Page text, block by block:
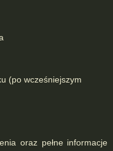
(po wcześniejszym
oraz pełne informacje